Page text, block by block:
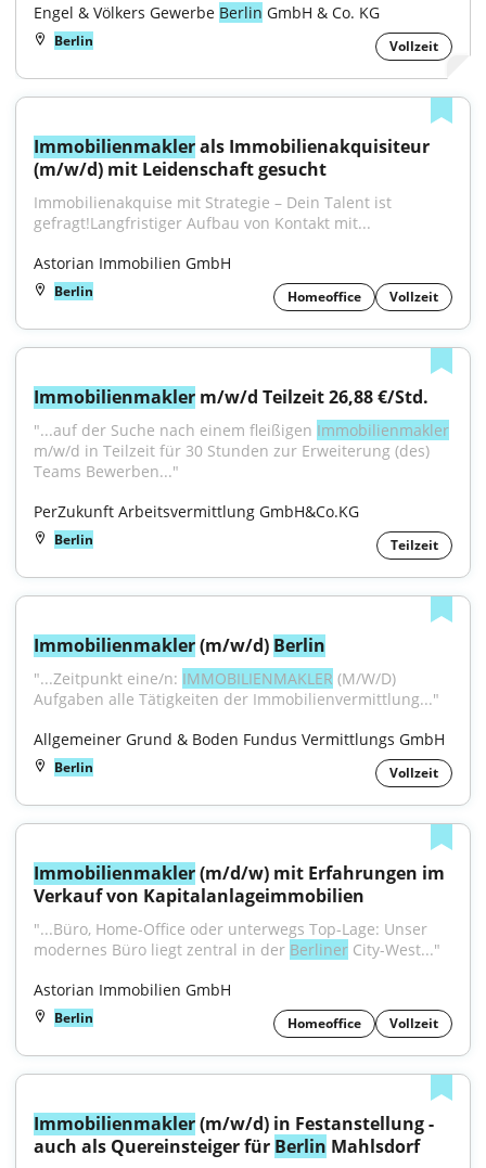
Engel & Völkers Gewerbe Berlin GmbH & Co. KG
Berlin Vollzeit
Immobilienmakler als Immobilienakquisiteur
(m/w/d) mit Leidenschaft gesucht
Immobilienakquise mit Strategie – Dein Talent ist
gefragt!Langfristiger Aufbau von Kontakt mit...
Astorian Immobilien GmbH
Berlin Homeoffice Vollzeit
Immobilienmakler m/w/d Teilzeit 26,88 €/Std.
"...auf der Suche nach einem fleißigen Immobilienmakler
m/w/d in Teilzeit für 30 Stunden zur Erweiterung (des)
Teams Bewerben..."
PerZukunft Arbeitsvermittlung GmbH&Co.KG
Berlin Teilzeit
Immobilienmakler (m/w/d) Berlin
"...Zeitpunkt eine/n: IMMOBILIENMAKLER (M/W/D)
Aufgaben alle Tätigkeiten der Immobilienvermittlung..."
Allgemeiner Grund & Boden Fundus Vermittlungs GmbH
Berlin Vollzeit
Immobilienmakler (m/d/w) mit Erfahrungen im
Verkauf von Kapitalanlageimmobilien
"...Büro, Home-Office oder unterwegs Top-Lage: Unser
modernes Büro liegt zentral in der Berliner City-West..."
Astorian Immobilien GmbH
Berlin Homeoffice Vollzeit
Immobilienmakler (m/w/d) in Festanstellung -
auch als Quereinsteiger für Berlin Mahlsdorf